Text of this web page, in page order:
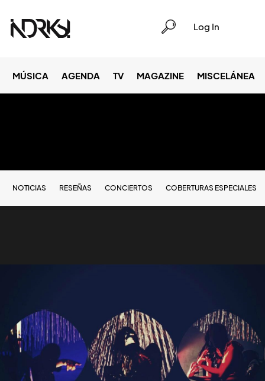
Log In
MÚSICA AGENDA TV MAGAZINE MISCELÁNEA
NOTICIAS RESEÑAS CONCIERTOS COBERTURAS ESPECIALES